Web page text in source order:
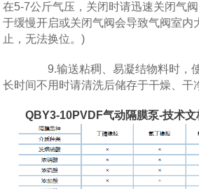
在5-7公斤气压，关闭时请迅速关闭气
于缓慢开启或关闭气阀会导致气阀室内
止，无法换位。)
9.输送粘稠、易凝结物料时，
长时间不用时请清洗后储存于干燥、干
QBY3-10PVDF气动隔膜泵-技术文